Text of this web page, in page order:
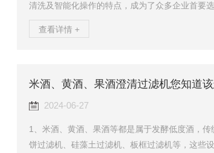
清洗及智能化操作的特点，成为了众多企业首要选
一高效工具。一、设备准备与检查在使用设备前
确，无泄漏现象。二、设置参数与启动通过控制面
查看详情 +
米酒、黄酒、果酒澄清过滤机您知道
2024-06-27
1、米酒、黄酒、果酒等都是属于发酵低度酒，传
饼过滤机、硅藻土过滤机、板框过滤机等，这些